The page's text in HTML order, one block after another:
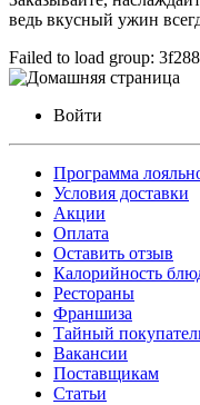
ведь вкусный ужин
Failed to load group:
Войти
Программа
Условия доставки
Акции
Оплата
Оставить отзыв
Калорийность
Рестораны
Франшиза
Тайный
Вакансии
Поставщикам
Статьи